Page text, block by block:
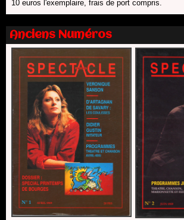
13/06/2026
Dispositif SACD Auteurs d'espaces : les
18/03/2026
10 euros l'exemplaire, frais de port compris.
Anciens Numéros